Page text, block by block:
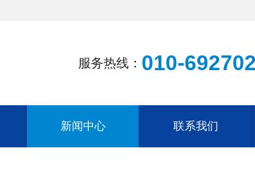
服务热线： 010-
新闻中心 联系我们